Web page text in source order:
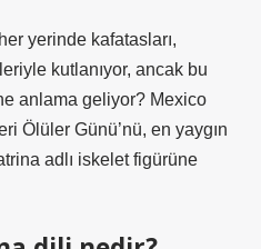
yerinde kafatasları,
kutlanıyor, ancak bu
anlama geliyor? Mexico
Ölüler Günü’nü, en yaygın
adlı iskelet figürüne